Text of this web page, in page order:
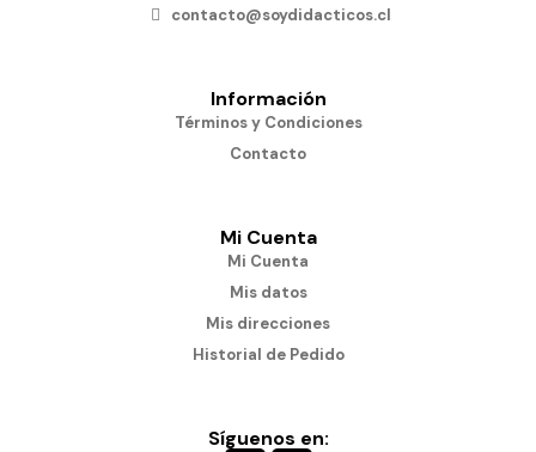
contacto@soydidacticos.cl
Información
Términos y Condiciones
Contacto
Mi Cuenta
Mi Cuenta
Mis datos
Mis direcciones
Historial de Pedido
Síguenos en: